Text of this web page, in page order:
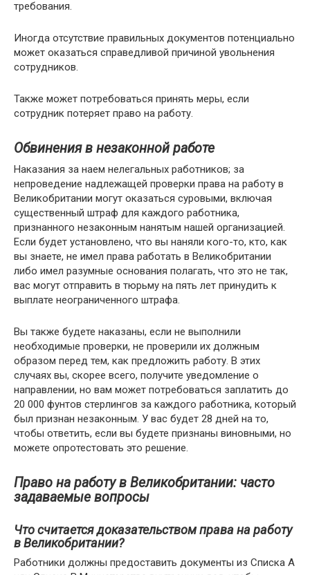
требования.
Иногда отсутствие правильных документов потенциально
может оказаться справедливой причиной увольнения
сотрудников.
Также может потребоваться принять меры, если
сотрудник потеряет право на работу.
Обвинения в незаконной работе
Наказания за наем нелегальных работников; за
непроведение надлежащей проверки права на работу в
Великобритании могут оказаться суровыми, включая
существенный штраф для каждого работника,
признанного незаконным нанятым нашей организацией.
Если будет установлено, что вы наняли кого-то, кто, как
вы знаете, не имел права работать в Великобритании
либо имел разумные основания полагать, что это не так,
вас могут отправить в тюрьму на пять лет принудить к
выплате неограниченного штрафа.
Вы также будете наказаны, если не выполнили
необходимые проверки, не проверили их должным
образом перед тем, как предложить работу. В этих
случаях вы, скорее всего, получите уведомление о
направлении, но вам может потребоваться заплатить до
20 000 фунтов стерлингов за каждого работника, который
был признан незаконным. У вас будет 28 дней на то,
чтобы ответить, если вы будете признаны виновными, но
можете опротестовать это решение.
Право на работу в Великобритании: часто
задаваемые вопросы
Что считается доказательством права на работу
в Великобритании?
Работники должны предоставить документы из Списка A